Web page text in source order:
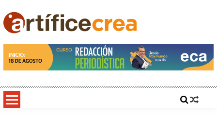
contenido
Artificecrea
Blog de Artífice Comunicadores, elaboramos contenidos periodísticos y editoriales en
diversos formatos, capacitamos en temas de comunicación y educación.